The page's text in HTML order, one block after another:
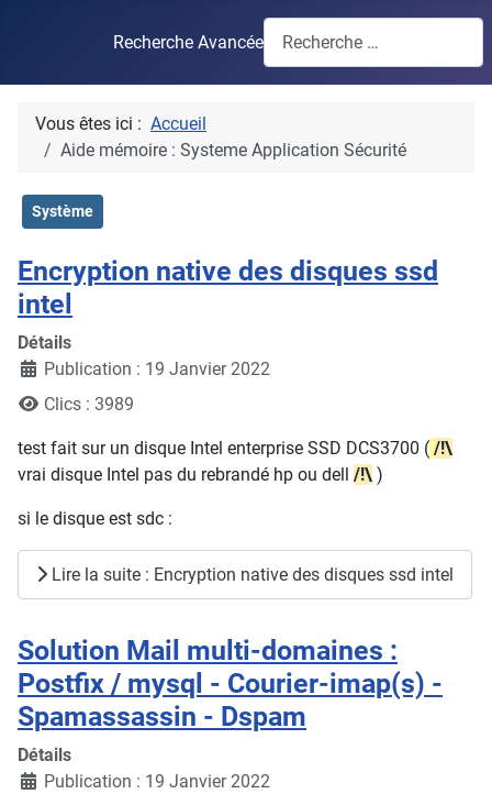
Recherche Avancée
Vous êtes ici : Accueil
Aide mémoire : Systeme Application Sécurité
Système
Encryption native des disques ssd
intel
Détails
Publication : 19 Janvier 2022
Clics : 3989
test fait sur un disque Intel enterprise SSD DCS3700 ( /!\
vrai disque Intel pas du rebrandé hp ou dell /!\ )
si le disque est sdc :
Lire la suite : Encryption native des disques ssd intel
Solution Mail multi-domaines :
Postfix / mysql - Courier-imap(s) -
Spamassassin - Dspam
Détails
Publication : 19 Janvier 2022